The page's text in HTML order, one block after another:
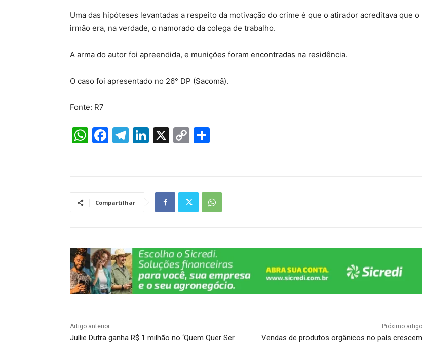
Uma das hipóteses levantadas a respeito da motivação do crime é que o atirador acreditava que o
irmão era, na verdade, o namorado da colega de trabalho.
A arma do autor foi apreendida, e munições foram encontradas na residência.
O caso foi apresentado no 26° DP (Sacomã).
Fonte: R7
W
A
F
b
k
T
a
Li
n
X
C
Li
n
Compartilhar
Artigo anterior
Jullie Dutra ganha R$ 1 milhão no ‘Quem Quer Ser
Próximo artigo
Vendas de produtos orgânicos no país crescem